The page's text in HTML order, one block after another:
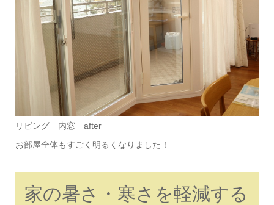
リビング 内窓 after
お部屋全体もすごく明るくなりました！
家の暑さ・寒さを軽減する